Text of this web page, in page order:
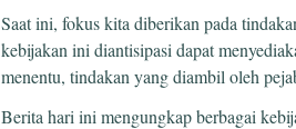
Saat ini, fokus kita diberikan pada
kebijakan ini diantisipasi dapat
menentu, tindakan yang diambil oleh
Berita hari ini mengungkap berbagai